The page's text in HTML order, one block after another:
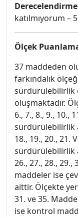
katılmıyorum –
Ölçek
37 maddeden
farkındalık
sürdürülebilirlik
oluşmaktadır.
6., 7., 8., 9., 10.,
sürdürülebilirlik
18., 19., 20., 21.
sürdürülebilirlik
26., 27., 28., 29.,
maddeler ise
aittir. Ölçekte
31. ve 35.
ise kontrol